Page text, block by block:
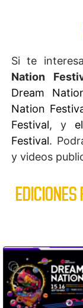
Si te
Nation
Dream
Nation
Festival, y
Festival.
y videos